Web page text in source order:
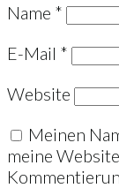
Name *
E-Mail *
Website
Meinen
meine